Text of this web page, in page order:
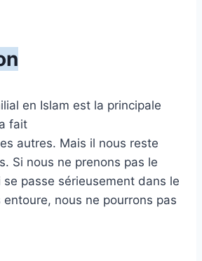
en Islam est la principale
fait
autres. Mais il nous reste
Si nous ne prenons pas le
se passe sérieusement dans le
nous ne pourrons pas